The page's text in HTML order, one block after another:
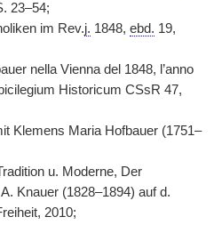
23–54;
im Rev.j. 1848, ebd. 19,
nella Vienna del 1848, l’anno
Historicum CSsR 47,
Klemens Maria Hofbauer (1751–
u. Moderne, Der
Knauer (1828–1894) auf d.
2010;